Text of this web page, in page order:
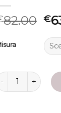
82.00 €
bomber